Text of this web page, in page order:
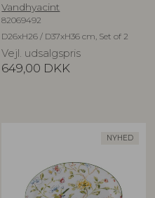
Vandhyacint
82069492
D26xH26 / D37xH36 cm, Set of 2
Vejl. udsalgspris
649,00 DKK
NYHED